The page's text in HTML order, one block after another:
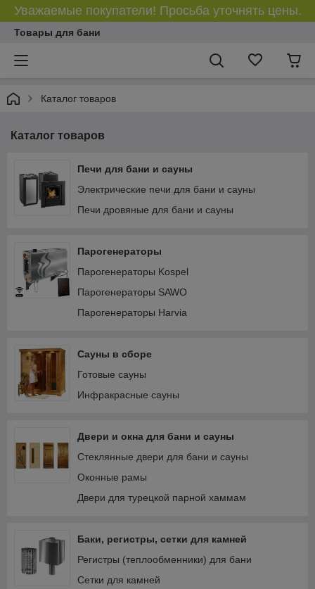
Уважаемые покупатели! Просьба уточнять цены.
Товары для бани
Каталог товаров
Каталог товаров
Печи для бани и сауны
Электрические печи для бани и сауны
Печи дровяные для бани и сауны
Парогенераторы
Парогенераторы Kospel
Парогенераторы SAWO
Парогенераторы Harvia
Сауны в сборе
Готовые сауны
Инфракрасные сауны
Двери и окна для бани и сауны
Стеклянные двери для бани и сауны
Оконные рамы
Двери для турецкой парной хаммам
Баки, регистры, сетки для камней
Регистры (теплообменники) для бани
Сетки для камней